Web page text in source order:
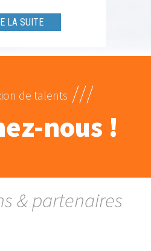
LA SUITE
de talents ///
nous !
& partenaires